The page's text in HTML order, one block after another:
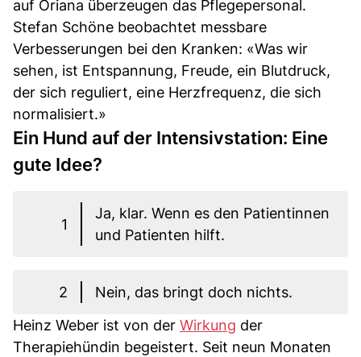
auf Oriana überzeugen das Pflegepersonal.
Stefan Schöne beobachtet messbare
Verbesserungen bei den Kranken: «Was wir
sehen, ist Entspannung, Freude, ein Blutdruck,
der sich reguliert, eine Herzfrequenz, die sich
normalisiert.»
Ein Hund auf der Intensivstation: Eine
gute Idee?
1
Ja, klar. Wenn es den Patientinnen
und Patienten hilft.
2
Nein, das bringt doch nichts.
Heinz Weber ist von der Wirkung der
Therapiehündin begeistert. Seit neun Monaten